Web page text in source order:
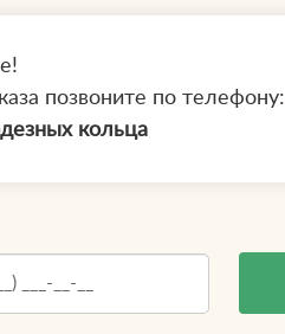
позвоните по телефону:
кольца